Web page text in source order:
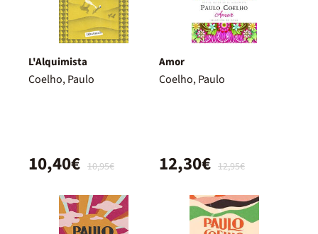
L'Alquimista
Coelho, Paulo
10,95€
10,40€
Amor
Coelho, Paulo
12,95€
12,30€